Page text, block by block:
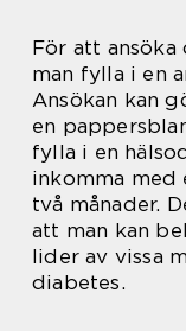
För att
man fylla i en
Ansökan kan
en
fylla i en
inkomma med
två månader.
att man kan
lider av vissa
diabetes.